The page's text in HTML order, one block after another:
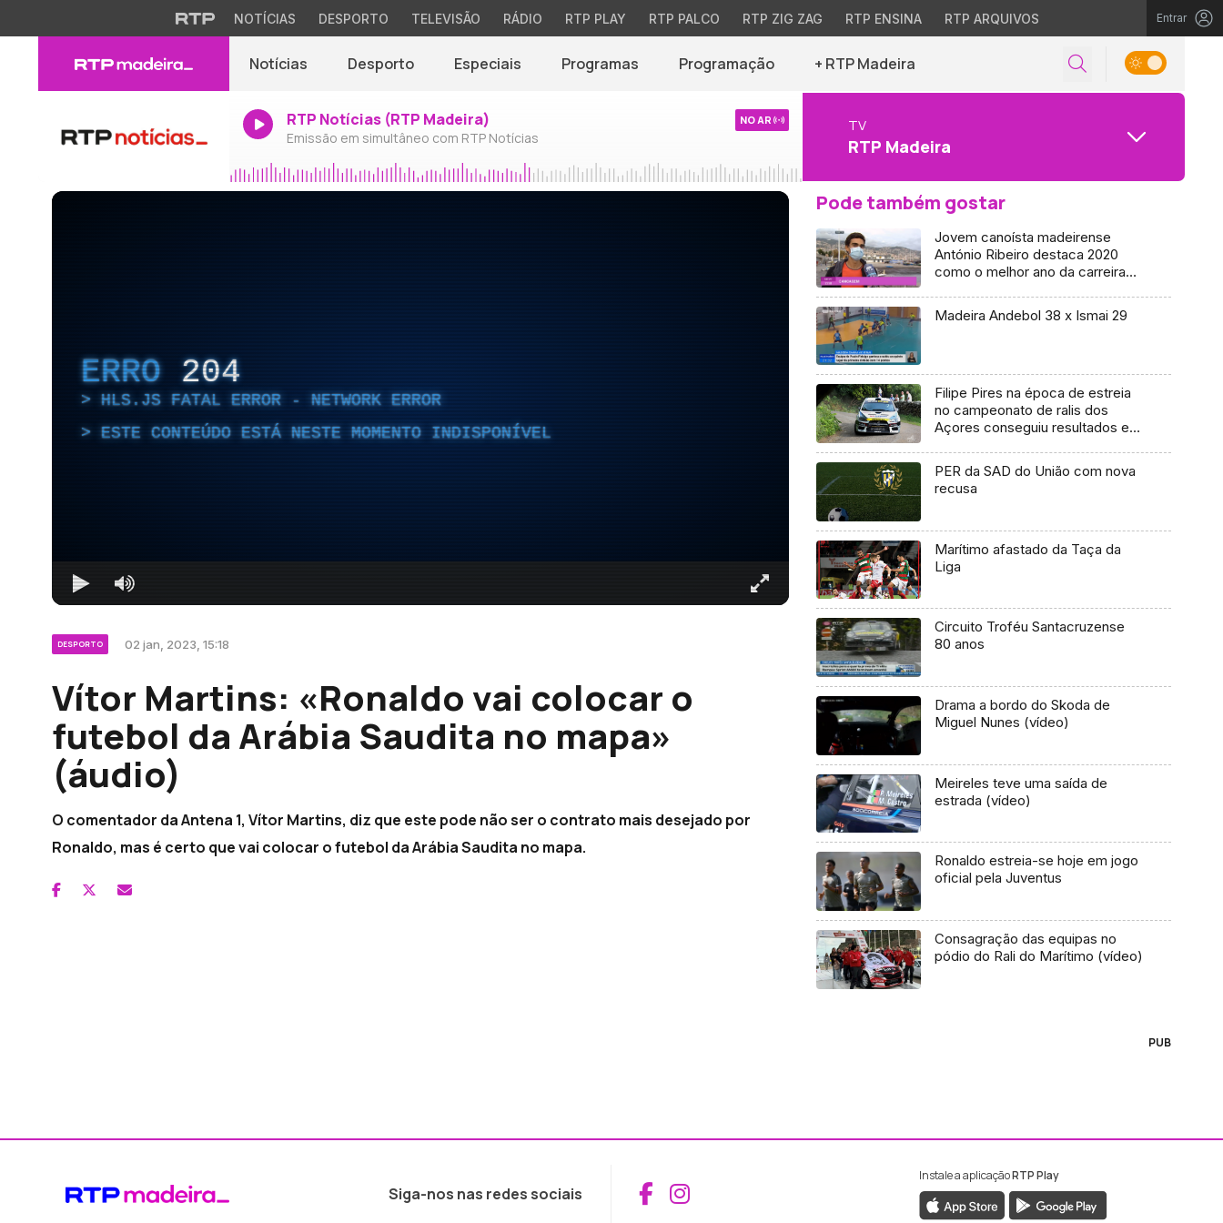
NOTÍCIAS DESPORTO TELEVISÃO RÁDIO RTP PLAY RTP PALCO RTP ZIG ZAG RTP ENSINA RTP ARQUIVOS Entrar
Notícias Desporto Especiais Programas Programação + RTP Madeira
RTP Notícias (RTP Madeira)
Emissão em simultâneo com RTP Notícias
NO AR TV
RTP Madeira
ERRO 204
HLS.JS FATAL ERROR - NETWORK ERROR
ESTE CONTEÚDO ESTÁ NESTE MOMENTO INDISPONÍVEL
DESPORTO 02 jan, 2023, 15:18
Vítor Martins: «Ronaldo vai colocar o
futebol da Arábia Saudita no mapa»
(áudio)
O comentador da Antena 1, Vítor Martins, diz que este pode não ser o contrato mais desejado por
Ronaldo, mas é certo que vai colocar o futebol da Arábia Saudita no mapa.
Pode também gostar
Jovem canoísta madeirense
António Ribeiro destaca 2020
como o melhor ano da carreira
Madeira Andebol 38 x Ismai 29
Filipe Pires na época de estreia
no campeonato de ralis dos
Açores conseguiu resultados e
PER da SAD do União com nova
recusa
Marítimo afastado da Taça da
Liga
Circuito Troféu Santacruzense
80 anos
Drama a bordo do Skoda de
Miguel Nunes (vídeo)
Meireles teve uma saída de
estrada (vídeo)
Ronaldo estreia-se hoje em jogo
oficial pela Juventus
Consagração das equipas no
pódio do Rali do Marítimo (vídeo)
PUB
Siga-nos nas redes sociais Aceder ao Facebook da RTP Madeira
Aceder ao Instagram da RTP Madeira
Instale a aplicaçãoRTP Play